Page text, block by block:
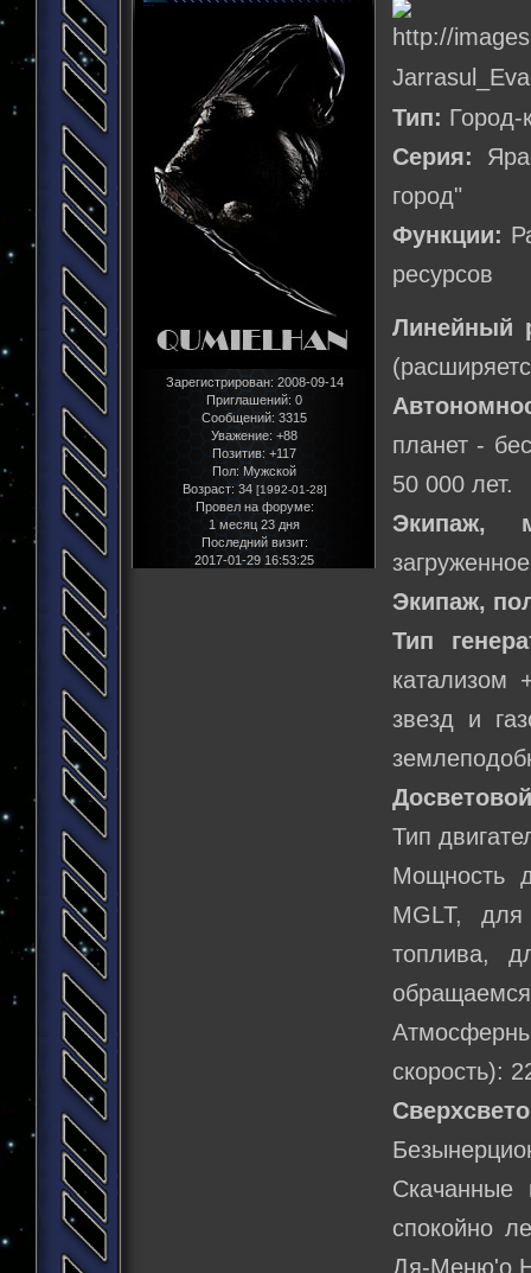
Зарегистрирован: 2008-09-14
Приглашений: 0
Сообщений: 3315
Уважение: +88
Позитив: +117
Пол: Мужской
Возраст: 34 [1992-01-28]
Провел на форуме:
1 месяц 23 дня
Последний визит:
2017-01-29 16:53:25
Тип: Город-
Серия:
город"
Функции:
ресурсов
Линейный
планет -
50 000 лет.
Экипаж,
Экипаж,
Тип
катализом
звезд и
Тип
Мощность
MGLT,
топлива,
скорость):
Скачанные
спокойно
Дя-Меню'о